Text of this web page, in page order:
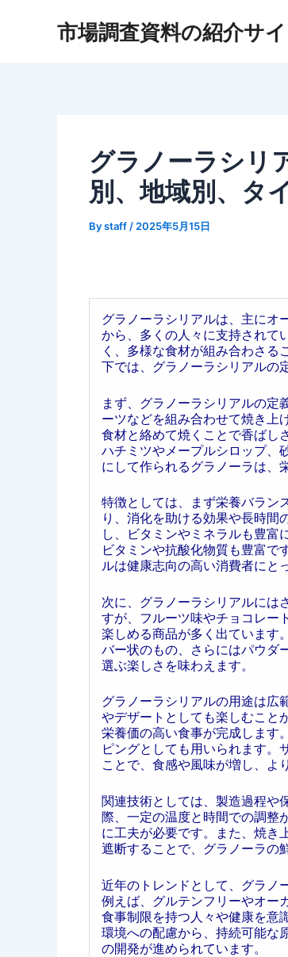
市場調査資料の紹介サイ
グラノーラシリ
別、地域別、タ
Bystaff / 2025年5月15日
グラノーラシリアルは、主にオ
から、多くの人々に支持されて
く、多様な食材が組み合わさ
下では、グラノーラシリアルの
まず、グラノーラシリアルの定
ーツなどを組み合わせて焼き上
食材と絡めて焼くことで香ばし
ハチミツやメープルシロップ、
にして作られるグラノーラは、
特徴としては、まず栄養バラン
り、消化を助ける効果や長時間
し、ビタミンやミネラルも豊富
ビタミンや抗酸化物質も豊富で
ルは健康志向の高い消費者にと
次に、グラノーラシリアルには
すが、フルーツ味やチョコレー
楽しめる商品が多く出ています
バー状のもの、さらにはパウダ
選ぶ楽しさを味わえます。
グラノーラシリアルの用途は広
やデザートとしても楽しむこと
栄養価の高い食事が完成します
ピングとしても用いられます。
ことで、食感や風味が増し、よ
関連技術としては、製造過程や
際、一定の温度と時間での調整
に工夫が必要です。また、焼き
遮断することで、グラノーラの
近年のトレンドとして、グラノ
例えば、グルテンフリーやオー
食事制限を持つ人々や健康を意
環境への配慮から、持続可能な
の開発が進められています。